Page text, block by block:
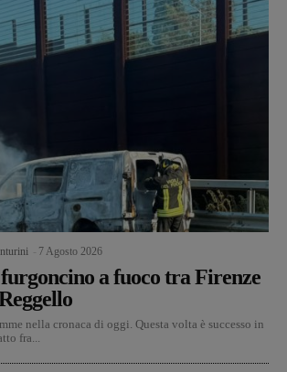
7 Agosto 2026
a fuoco tra Firenze
nella cronaca di oggi. Questa volta è successo in
fra...